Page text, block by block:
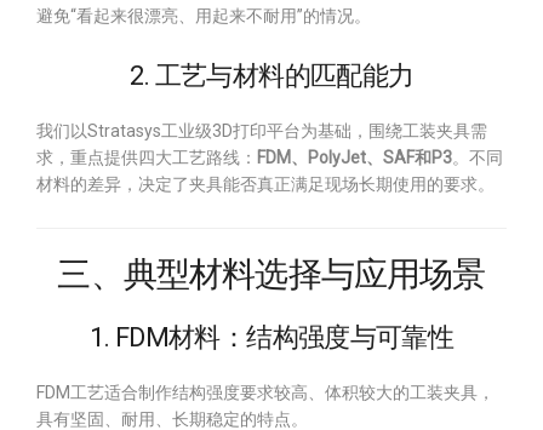
避免“看起来很漂亮、用起来不耐用”的情况。
2. 工艺与材料的匹配能力
我们以Stratasys工业级3D打印平台为基础，围绕工装夹具需
求，重点提供四大工艺路线： FDM、PolyJet、SAF和P3。不同
材料的差异，决定了夹具能否真正满足现场长期使用的要求。
三、典型材料选择与应用场景
1. FDM材料：结构强度与可靠性
FDM工艺适合制作结构强度要求较高、体积较大的工装夹具，
具有坚固、耐用、长期稳定的特点。